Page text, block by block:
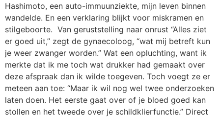
Hashimoto, een auto-immuunziekte, mijn leven binnen
wandelde. En een verklaring blijkt voor miskramen en
stilgeboorte. Van geruststelling naar onrust “Alles ziet
er goed uit,” zegt de gynaecoloog, “wat mij betreft kun
je weer zwanger worden.” Wat een opluchting, want ik
merkte dat ik me toch wat drukker had gemaakt over
deze afspraak dan ik wilde toegeven. Toch voegt ze er
meteen aan toe: “Maar ik wil nog wel twee onderzoeken
laten doen. Het eerste gaat over of je bloed goed kan
stollen en het tweede over je schildklierfunctie.” Direct